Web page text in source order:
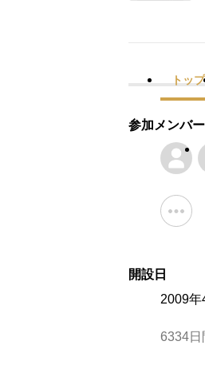
トップ
参加メンバー
開設日
2009年
6334日